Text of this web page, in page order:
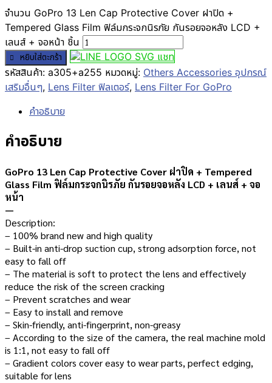
จำนวน GoPro 13 Len Cap Protective Cover ฝาปิด +
Tempered Glass Film ฟิล์มกระจกนิรภัย กันรอยจอหลัง LCD +
เลนส์ + จอหน้า ชิ้น
หยิบใส่ตะกร้า
แชท
รหัสสินค้า: a305+a255 หมวดหมู่: Others Accessories อุปกรณ์
เสริมอื่นๆ, Lens Filter ฟิลเตอร์, Lens Filter For GoPro
คำอธิบาย
คำอธิบาย
GoPro 13 Len Cap Protective Cover ฝาปิด + Tempered
Glass Film ฟิล์มกระจกนิรภัย กันรอยจอหลัง LCD + เลนส์ + จอ
หน้า
—
Description:
– 100% brand new and high quality
– Built-in anti-drop suction cup, strong adsorption force, not
easy to fall off
– The material is soft to protect the lens and effectively
reduce the risk of the screen cracking
– Prevent scratches and wear
– Easy to install and remove
– Skin-friendly, anti-fingerprint, non-greasy
– According to the size of the camera, the real machine mold
is 1:1, not easy to fall off
– Gradient colors cover easy to wear parts, perfect edging,
suitable for lens